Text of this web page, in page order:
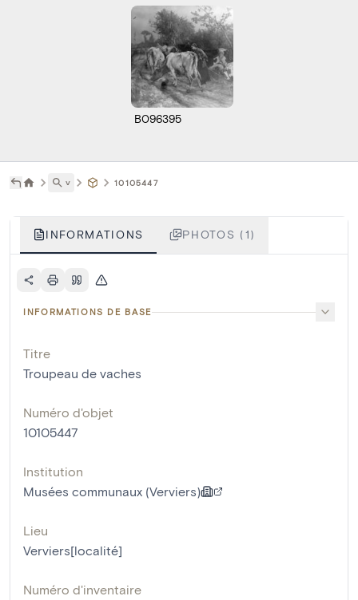
B096395
˅ 10105447
INFORMATIONS PHOTOS (1)
INFORMATIONS DE BASE
Titre
Troupeau de vaches
Numéro d'objet
10105447
Institution
Musées communaux (Verviers)
Lieu
Verviers[localité]
Numéro d'inventaire